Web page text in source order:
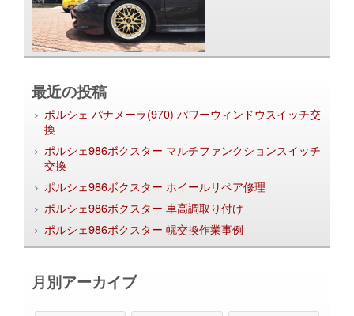
最近の投稿
ポルシェ パナメーラ(970) パワーウィンドウスイッチ交
換
ポルシェ986ボクスター マルチファンクションスイッチ
交換
ポルシェ986ボクスター ホイールリペア修理
ポルシェ986ボクスター 車高調取り付け
ポルシェ986ボクスター 幌交換作業事例
月別アーカイブ